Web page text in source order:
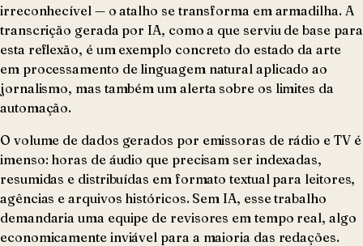
irreconhecível — o atalho se transforma em armadilha. A
transcrição gerada por IA, como a que serviu de base para
esta reflexão, é um exemplo concreto do estado da arte
em processamento de linguagem natural aplicado ao
jornalismo, mas também um alerta sobre os limites da
automação.
O volume de dados gerados por emissoras de rádio e TV é
imenso: horas de áudio que precisam ser indexadas,
resumidas e distribuídas em formato textual para leitores,
agências e arquivos históricos. Sem IA, esse trabalho
demandaria uma equipe de revisores em tempo real, algo
economicamente inviável para a maioria das redações.